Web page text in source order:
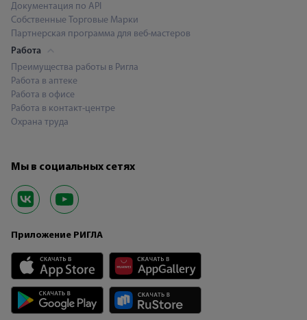
Документация по API
Собственные Торговые Марки
Партнерская программа для веб-мастеров
Работа
Преимущества работы в Ригла
Работа в аптеке
Работа в офисе
Работа в контакт-центре
Охрана труда
Мы в социальных сетях
Приложение РИГЛА